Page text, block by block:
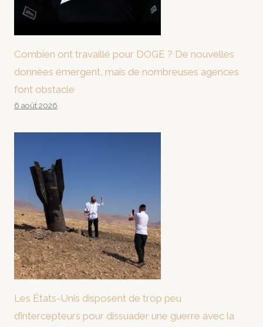
Combien ont travaillé pour DOGE ? De nouvelles
données émergent, mais de nombreuses agences
font obstacle
6 août 2026
Les États-Unis disposent de trop peu
d’intercepteurs pour dissuader une guerre avec la